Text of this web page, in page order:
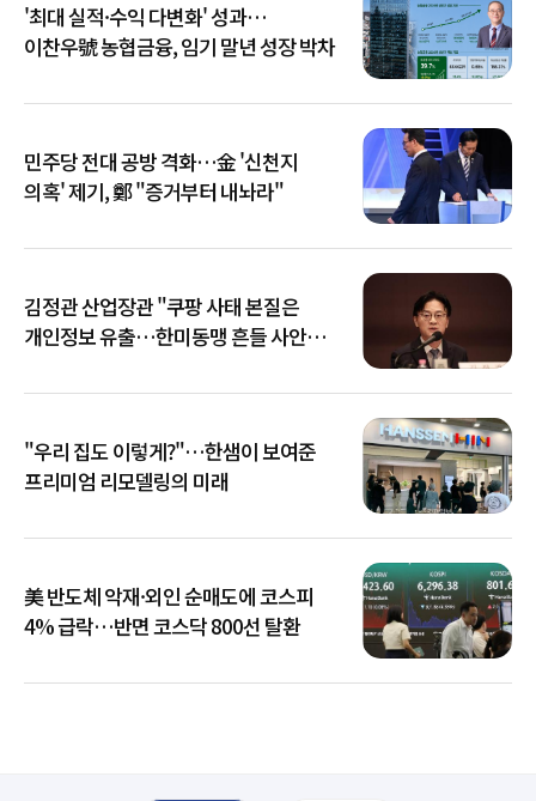
'최대 실적·수익 다변화' 성과…
이찬우號 농협금융, 임기 말년 성장 박차
민주당 전대 공방 격화…金 '신천지
의혹' 제기, 鄭 "증거부터 내놔라"
김정관 산업장관 "쿠팡 사태 본질은
개인정보 유출…한미동맹 흔들 사안
"우리 집도 이렇게?"…한샘이 보여준
프리미엄 리모델링의 미래
美 반도체 악재·외인 순매도에 코스피
4% 급락…반면 코스닥 800선 탈환